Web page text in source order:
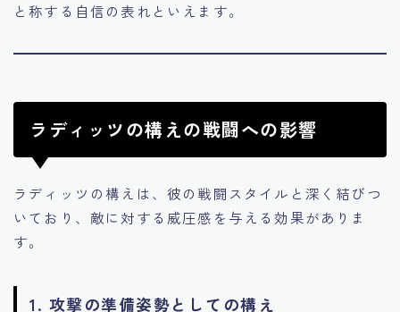
と称する自信の表れといえます。
ラディッツの構えの戦闘への影響
ラディッツの構えは、彼の戦闘スタイルと深く結びつ
いており、敵に対する威圧感を与える効果がありま
す。
1. 攻撃の準備姿勢としての構え